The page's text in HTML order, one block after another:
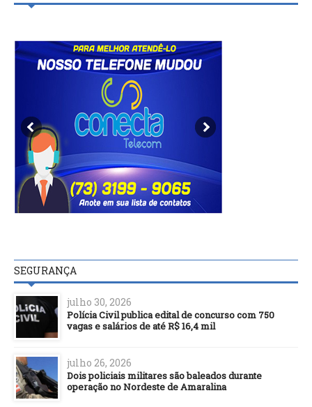
SEGURANÇA
julho 30, 2026
Polícia Civil publica edital de concurso com 750
vagas e salários de até R$ 16,4 mil
julho 26, 2026
Dois policiais militares são baleados durante
operação no Nordeste de Amaralina